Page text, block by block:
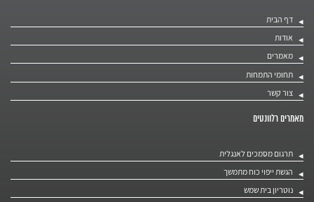
דף הבית
אודות
מאמרים
תחומי התמחות
צור קשר
מאמרים רלוונטים
תרגום מסמכים לאנגלית
הגשת ייפוי כוח מתמשך
נוטריון בית שמש